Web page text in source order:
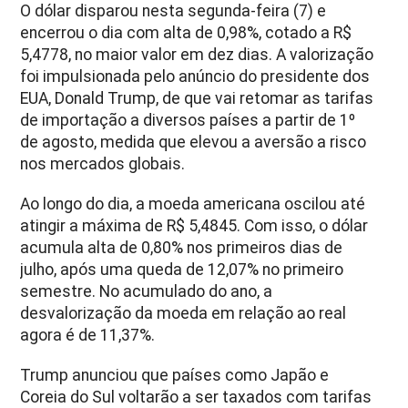
O dólar disparou nesta segunda-feira (7) e
encerrou o dia com alta de 0,98%, cotado a R$
5,4778, no maior valor em dez dias. A valorização
foi impulsionada pelo anúncio do presidente dos
EUA, Donald Trump, de que vai retomar as tarifas
de importação a diversos países a partir de 1º
de agosto, medida que elevou a aversão a risco
nos mercados globais.
Ao longo do dia, a moeda americana oscilou até
atingir a máxima de R$ 5,4845. Com isso, o dólar
acumula alta de 0,80% nos primeiros dias de
julho, após uma queda de 12,07% no primeiro
semestre. No acumulado do ano, a
desvalorização da moeda em relação ao real
agora é de 11,37%.
Trump anunciou que países como Japão e
Coreia do Sul voltarão a ser taxados com tarifas